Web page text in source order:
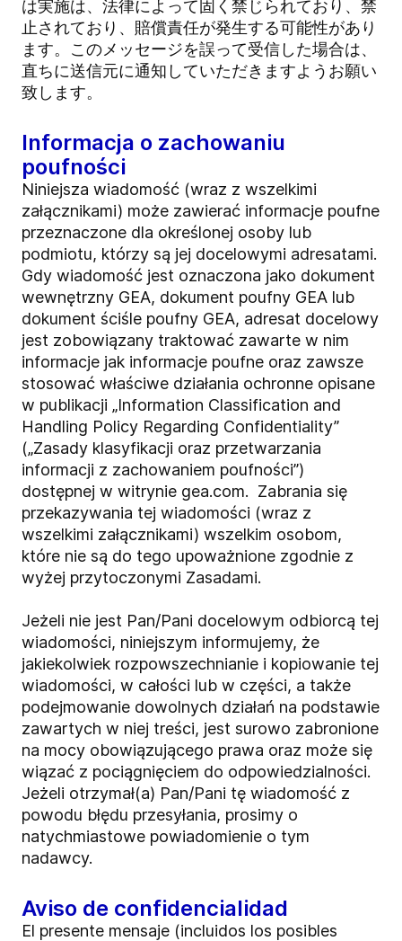
は実施は、法律によって固く禁じられており、禁
止されており、賠償責任が発生する可能性があり
ます。このメッセージを誤って受信した場合は、
直ちに送信元に通知していただきますようお願い
致します。
Informacja o zachowaniu
poufności
Niniejsza wiadomość (wraz z wszelkimi
załącznikami) może zawierać informacje poufne
przeznaczone dla określonej osoby lub
podmiotu, którzy są jej docelowymi adresatami.
Gdy wiadomość jest oznaczona jako dokument
wewnętrzny GEA, dokument poufny GEA lub
dokument ściśle poufny GEA, adresat docelowy
jest zobowiązany traktować zawarte w nim
informacje jak informacje poufne oraz zawsze
stosować właściwe działania ochronne opisane
w publikacji „Information Classification and
Handling Policy Regarding Confidentiality”
(„Zasady klasyfikacji oraz przetwarzania
informacji z zachowaniem poufności”)
dostępnej w witrynie gea.com. Zabrania się
przekazywania tej wiadomości (wraz z
wszelkimi załącznikami) wszelkim osobom,
które nie są do tego upoważnione zgodnie z
wyżej przytoczonymi Zasadami.
Jeżeli nie jest Pan/Pani docelowym odbiorcą tej
wiadomości, niniejszym informujemy, że
jakiekolwiek rozpowszechnianie i kopiowanie tej
wiadomości, w całości lub w części, a także
podejmowanie dowolnych działań na podstawie
zawartych w niej treści, jest surowo zabronione
na mocy obowiązującego prawa oraz może się
wiązać z pociągnięciem do odpowiedzialności.
Jeżeli otrzymał(a) Pan/Pani tę wiadomość z
powodu błędu przesyłania, prosimy o
natychmiastowe powiadomienie o tym
nadawcy.
Aviso de confidencialidad
El presente mensaje (incluidos los posibles